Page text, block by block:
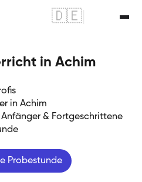
🇩🇪
in Achim
in Achim
& Fortgeschrittene
Probestunde